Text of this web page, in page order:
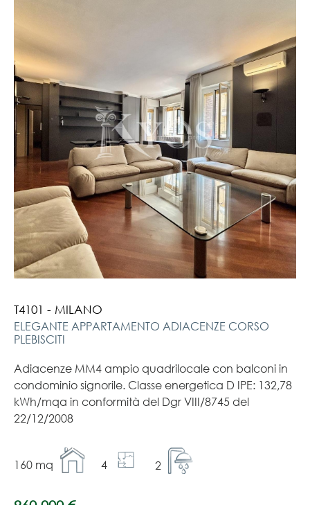
T4101 - MILANO
ELEGANTE APPARTAMENTO ADIACENZE CORSO
PLEBISCITI
Adiacenze MM4 ampio quadrilocale con balconi in
condominio signorile. Classe energetica D IPE: 132,78
kWh/mqa in conformità del Dgr VIII/8745 del
22/12/2008
160 mq 4 2